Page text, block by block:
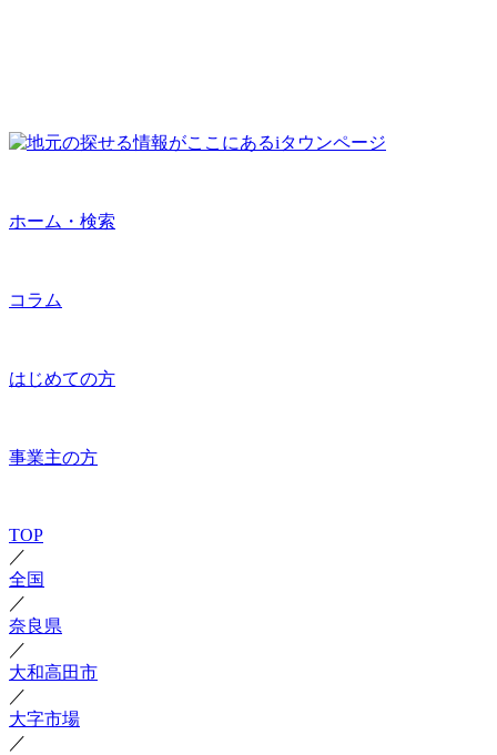
ホーム・検索
コラム
はじめての方
事業主の方
TOP
／
全国
／
奈良県
／
大和高田市
／
大字市場
／